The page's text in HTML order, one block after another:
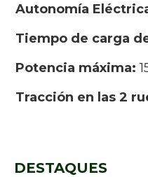
Autonomía
Tiempo de carga
Potencia máxima:
Tracción en las 2
DESTAQUES